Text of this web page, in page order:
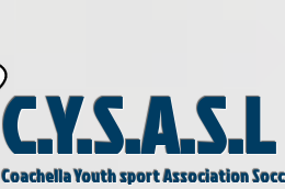
C.Y.S.A.S.L
Coachella Youth sport Association